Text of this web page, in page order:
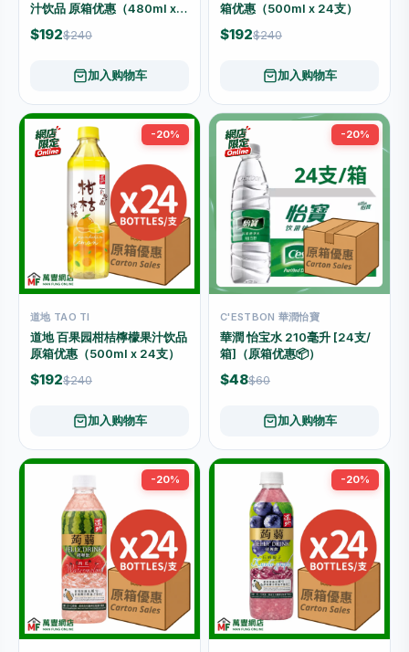
汁饮品 原箱优惠（480ml x
24支）
$192$240
加入购物车
箱优惠（500ml x 24支）
$192$240
加入购物车
-20%
道地 TAO TI
道地 百果园柑桔檸檬果汁饮品
原箱优惠（500ml x 24支）
$192$240
加入购物车
-20%
C'ESTBON 華潤怡寶
華潤 怡宝水 210毫升 [24支/
箱]（原箱优惠📦）
$48$60
加入购物车
-20% -20%